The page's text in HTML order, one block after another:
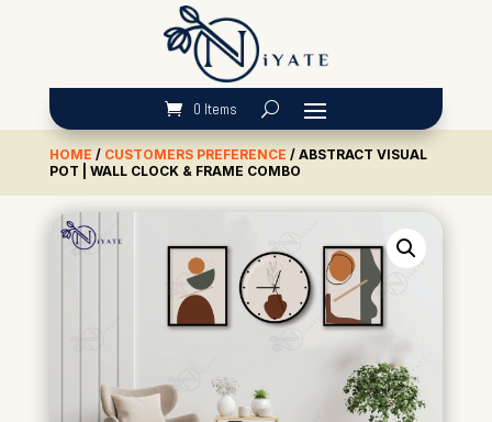
0 Items
HOME / CUSTOMERS PREFERENCE / ABSTRACT VISUAL
POT | WALL CLOCK & FRAME COMBO